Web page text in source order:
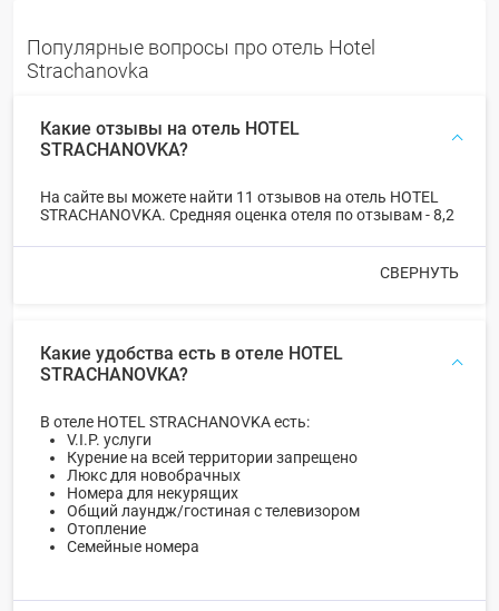
Популярные вопросы про отель Hotel
Strachanovka
Какие отзывы на отель HOTEL
STRACHANOVKA?
На сайте вы можете найти 11 отзывов на отель HOTEL
STRACHANOVKA. Средняя оценка отеля по отзывам - 8,2
СВЕРНУТЬ
Какие удобства есть в отеле HOTEL
STRACHANOVKA?
В отеле HOTEL STRACHANOVKA есть:
V.I.P. услуги
Курение на всей территории запрещено
Люкс для новобрачных
Номера для некурящих
Общий лаундж/гостиная с телевизором
Отопление
Семейные номера